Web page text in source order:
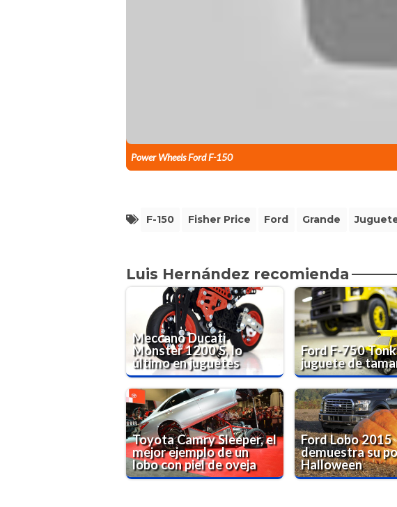
Power Wheels Ford F-150
F-150 Fisher Price Ford Grande
Luis Hernández recomienda
Meccano Ducati
Monster 1200 S, lo
último en juguetes
Ford F-750
juguete de
Toyota Camry Sleeper, el
mejor ejemplo de un
lobo con piel de oveja
Ford Lobo 2015
demuestra su
Halloween